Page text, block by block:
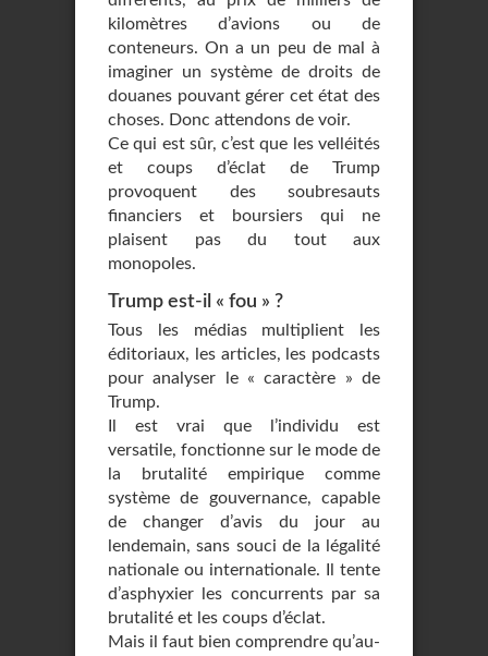
kilomètres d’avions ou de
conteneurs. On a un peu de mal à
imaginer un système de droits de
douanes pouvant gérer cet état des
choses. Donc attendons de voir.
Ce qui est sûr, c’est que les velléités
et coups d’éclat de Trump
provoquent des soubresauts
financiers et boursiers qui ne
plaisent pas du tout aux
monopoles.
Trump est-il « fou » ?
Tous les médias multiplient les
éditoriaux, les articles, les podcasts
pour analyser le « caractère » de
Trump.
Il est vrai que l’individu est
versatile, fonctionne sur le mode de
la brutalité empirique comme
système de gouvernance, capable
de changer d’avis du jour au
lendemain, sans souci de la légalité
nationale ou internationale. Il tente
d’asphyxier les concurrents par sa
brutalité et les coups d’éclat.
Mais il faut bien comprendre qu’au-